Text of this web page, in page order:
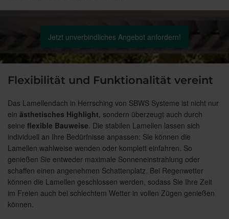
Jetzt unverbindliches Angebot anfordern!
Flexibilität und Funktionalität vereint
Das Lamellendach in Herrsching von SBWS Systeme ist nicht nur
ein ästhetisches Highlight , sondern überzeugt auch durch
seine flexible Bauweise . Die stabilen Lamellen lassen sich
individuell an Ihre Bedürfnisse anpassen: Sie können die
Lamellen wahlweise wenden oder komplett einfahren. So
genießen Sie entweder maximale Sonneneinstrahlung oder
schaffen einen angenehmen Schattenplatz. Bei Regenwetter
können die Lamellen geschlossen werden, sodass Sie Ihre Zeit
im Freien auch bei schlechtem Wetter in vollen Zügen genießen
können.